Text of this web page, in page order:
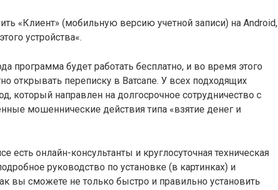
«Клиент» (мобильную версию учетной записи) на Android,
устройства«.
программа будет работать бесплатно, и во время этого
открывать переписку в Ватсапе. У всех подходящих
который направлен на долгосрочное сотрудничество с
мошеннические действия типа «взятие денег и
есть онлайн-консультанты и круглосуточная техническая
руководство по установке (в картинках) и
вы сможете не только быстро и правильно установить